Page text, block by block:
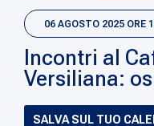
06 AGOSTO 2025 ORE
Incontri al
Versiliana:
SALVA SUL TUO